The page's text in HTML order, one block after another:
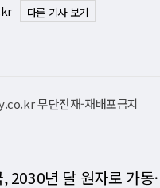
다른 기사 보기
무단전재-재배포금지
2030년 달 원자로 가